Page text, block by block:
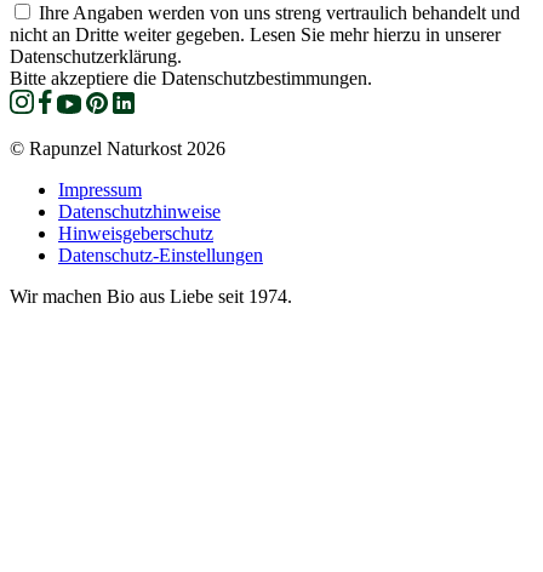
Ihre Angaben werden von uns streng vertraulich behandelt und
nicht an Dritte weiter gegeben. Lesen Sie mehr hierzu in unserer
Datenschutzerklärung.
Bitte akzeptiere die Datenschutzbestimmungen.
© Rapunzel Naturkost 2026
Impressum
Datenschutzhinweise
Hinweisgeberschutz
Datenschutz-Einstellungen
Wir machen Bio aus Liebe seit 1974.